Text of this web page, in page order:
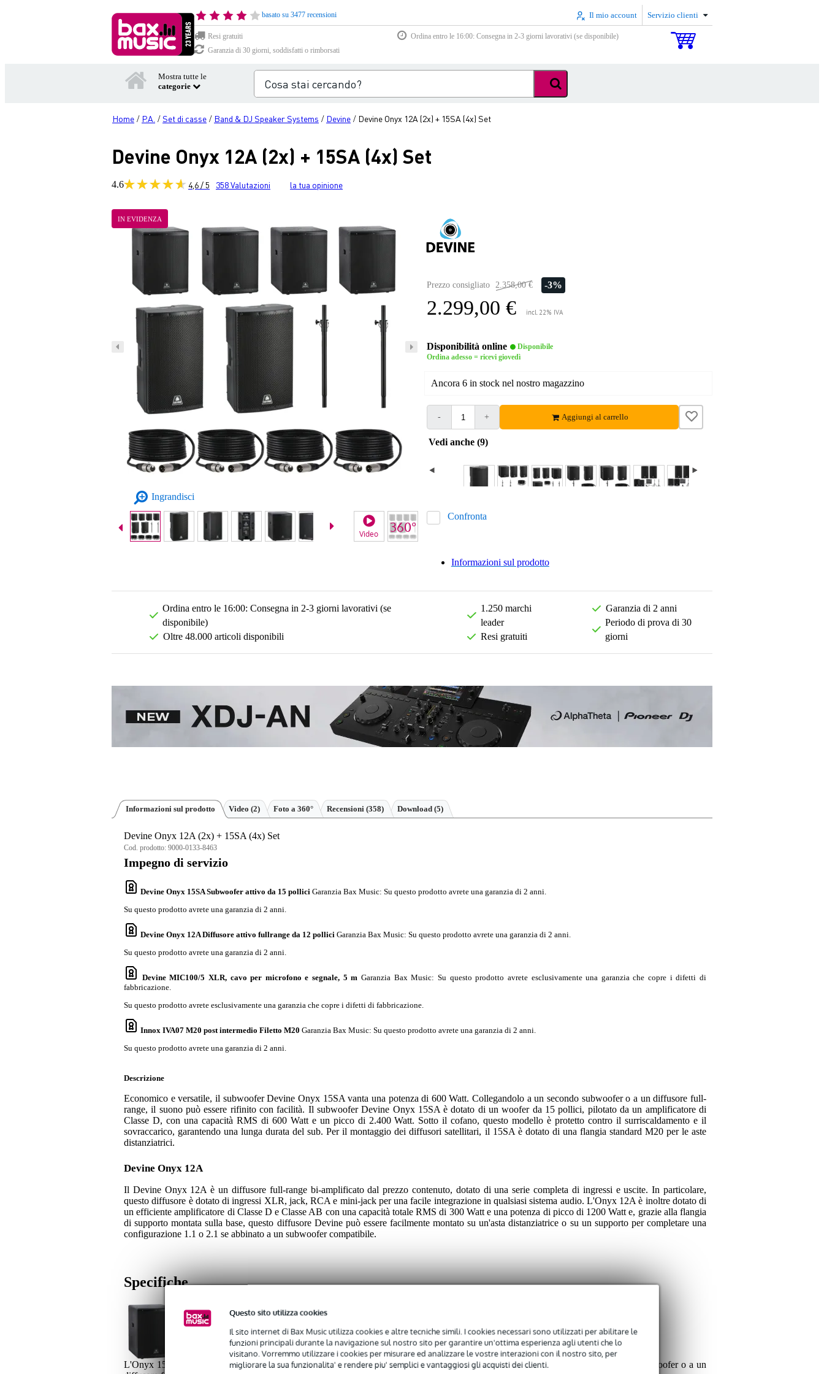
Questo sito utilizza cookies
Il sito internet di Bax Music utilizza cookies e altre tecniche simili. I cookies necessari sono utilizzati per abilitare le
funzioni principali durante la navigazione sul nostro sito per garantire un'ottima esperienza agli utenti che lo
visitano. Vorremmo utilizzare i cookies per misurare ed analizzare le vostre interazioni con il nostro sito, per
migliorare la sua funzionalita' e rendere piu' semplici e vantaggiosi gli acquisti dei clienti.
basato su 3477 recensioni Il mio account Servizio clienti
Resi gratuiti
Ordina entro le 16:00: Consegna in 2-3 giorni lavorativi (se disponibile)
Garanzia di 30 giorni, soddisfatti o rimborsati
Mostra tutte le
categorie
Home / P.A. /Set di casse / Band & DJ Speaker Systems / Devine / Devine Onyx 12A (2x) + 15SA (4x) Set
Devine Onyx 12A (2x) + 15SA (4x) Set
4.6 4,6 / 5 358Valutazioni la tua opinione
IN EVIDENZA
Ingrandisci
Video
Prezzo consigliato 2.358,00 € -3%
2.299,00 € incl. 22% IVA
Disponibilità online
Disponibile
Ordina adesso = ricevi giovedì
Ancora 6 in stock nel nostro magazzino
- + Aggiungi al carrello
Vedi anche (9)
Confronta
Informazioni sul prodotto
Ordina entro le 16:00: Consegna in 2-3 giorni lavorativi (se
disponibile)
Oltre 48.000 articoli disponibili
1.250 marchi
leader
Resi gratuiti
Garanzia di 2 anni
Periodo di prova di 30
giorni
Informazioni sul prodotto Video (2) Foto a 360° Recensioni (358) Download (5)
Devine Onyx 12A (2x) + 15SA (4x) Set
Cod. prodotto: 9000-0133-8463
Impegno di servizio
Devine Onyx 15SA Subwoofer attivo da 15 pollici Garanzia Bax Music: Su questo prodotto avrete una garanzia di 2 anni.
Su questo prodotto avrete una garanzia di 2 anni.
Devine Onyx 12A Diffusore attivo fullrange da 12 pollici Garanzia Bax Music: Su questo prodotto avrete una garanzia di 2 anni.
Su questo prodotto avrete una garanzia di 2 anni.
Devine MIC100/5 XLR, cavo per microfono e segnale, 5 m Garanzia Bax Music: Su questo prodotto avrete esclusivamente una garanzia che copre i difetti di
fabbricazione.
Su questo prodotto avrete esclusivamente una garanzia che copre i difetti di fabbricazione.
Innox IVA07 M20 post intermedio Filetto M20 Garanzia Bax Music: Su questo prodotto avrete una garanzia di 2 anni.
Su questo prodotto avrete una garanzia di 2 anni.
Descrizione
Economico e versatile, il subwoofer Devine Onyx 15SA vanta una potenza di 600 Watt. Collegandolo a un secondo subwoofer o a un diffusore full-
range, il suono può essere rifinito con facilità. Il subwoofer Devine Onyx 15SA è dotato di un woofer da 15 pollici, pilotato da un amplificatore di
Classe D, con una capacità RMS di 600 Watt e un picco di 2.400 Watt. Sotto il cofano, questo modello è protetto contro il surriscaldamento e il
sovraccarico, garantendo una lunga durata del sub. Per il montaggio dei diffusori satellitari, il 15SA è dotato di una flangia standard M20 per le aste
distanziatrici.
Devine Onyx 12A
Il Devine Onyx 12A è un diffusore full-range bi-amplificato dal prezzo contenuto, dotato di una serie completa di ingressi e uscite. In particolare,
questo diffusore è dotato di ingressi XLR, jack, RCA e mini-jack per una facile integrazione in qualsiasi sistema audio. L'Onyx 12A è inoltre dotato di
un efficiente amplificatore di Classe D e Classe AB con una capacità totale RMS di 300 Watt e una potenza di picco di 1200 Watt e, grazie alla flangia
di supporto montata sulla base, questo diffusore Devine può essere facilmente montato su un'asta distanziatrice o su un supporto per completare una
configurazione 1.1 o 2.1 se abbinato a un subwoofer compatibile.
Specifiche
4x Devine Onyx 15SA Subwoofer attivo da 15 pollici
L'Onyx 15SA-sub di Devine è un subwoofer da 600 Watt economico e potente, estremamente versatile. Collegatelo a un secondo subwoofer o a un